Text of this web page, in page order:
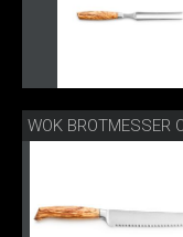
WOK BROTMESSER